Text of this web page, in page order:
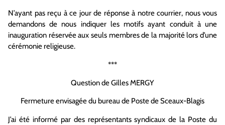
N’ayant pas reçu à ce jour de réponse à notre courrier, nous vous
demandons de nous indiquer les motifs ayant conduit à une
inauguration réservée aux seuls membres de la majorité lors d’une
cérémonie religieuse.
***
Question de Gilles MERGY
Fermeture envisagée du bureau de Poste de Sceaux-Blagis
J’ai été informé par des représentants syndicaux de la Poste du